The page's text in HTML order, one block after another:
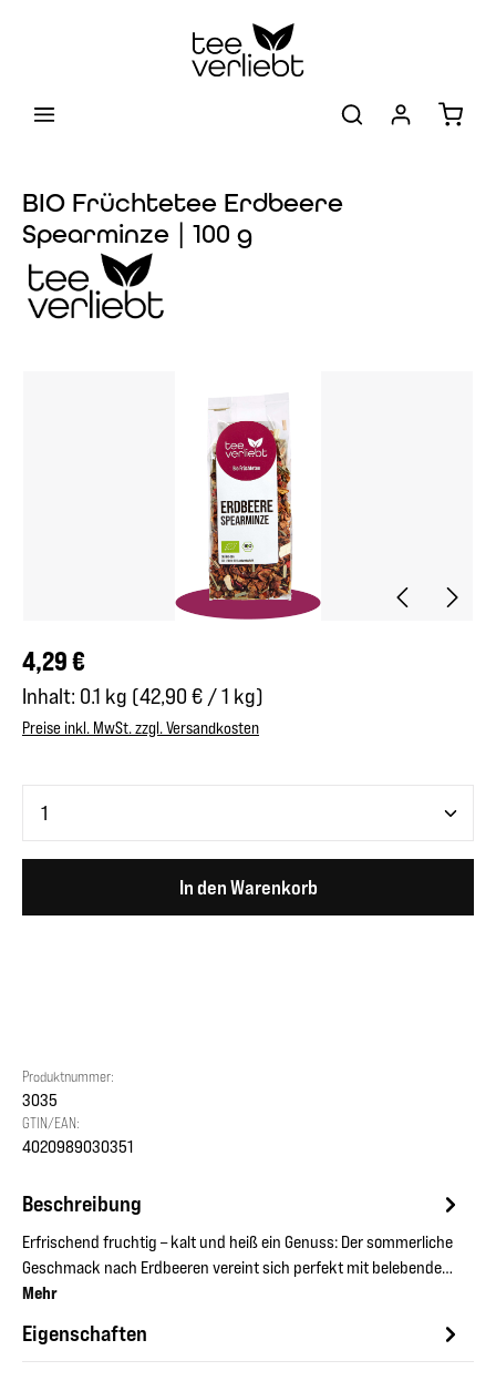
BIO Früchtetee Erdbeere
Spearminze | 100 g
Regulärer Preis:
4,29 €
Inhalt: 0.1 kg (42,90 € / 1 kg)
Preise inkl. MwSt. zzgl. Versandkosten
In den Warenkorb
Produktnummer:
3035
GTIN/EAN:
4020989030351
Beschreibung
Erfrischend fruchtig – kalt und heiß ein Genuss: Der sommerliche
Geschmack nach Erdbeeren vereint sich perfekt mit belebende…
Mehr
Eigenschaften